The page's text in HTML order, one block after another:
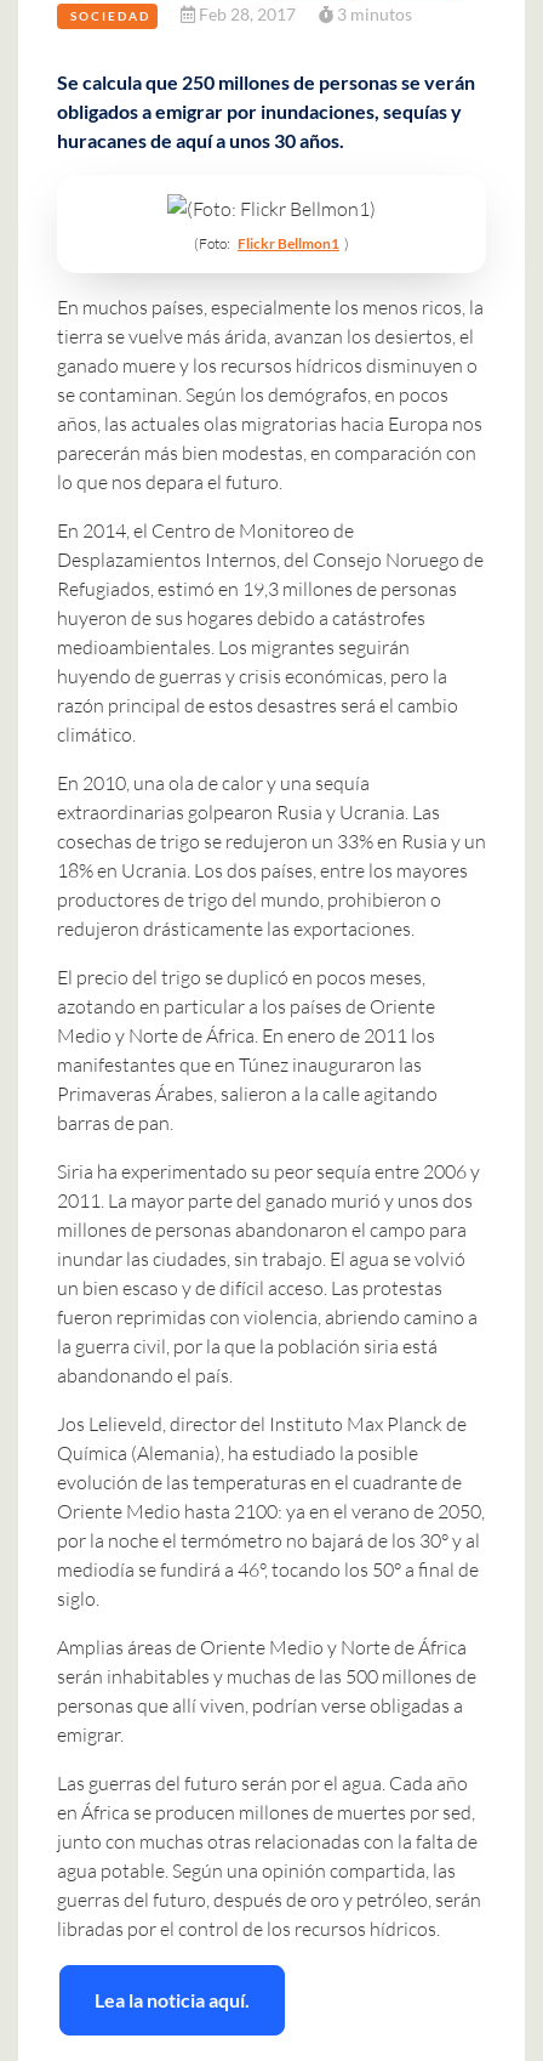
SOCIEDAD Feb 28, 2017 3 minutos
Se calcula que 250 millones de personas se verán
obligados a emigrar por inundaciones, sequías y
huracanes de aquí a unos 30 años.
(Foto: Flickr Bellmon1 )
En muchos países, especialmente los menos ricos, la
tierra se vuelve más árida, avanzan los desiertos, el
ganado muere y los recursos hídricos disminuyen o
se contaminan. Según los demógrafos, en pocos
años, las actuales olas migratorias hacia Europa nos
parecerán más bien modestas, en comparación con
lo que nos depara el futuro.
En 2014, el Centro de Monitoreo de
Desplazamientos Internos, del Consejo Noruego de
Refugiados, estimó en 19,3 millones de personas
huyeron de sus hogares debido a catástrofes
medioambientales. Los migrantes seguirán
huyendo de guerras y crisis económicas, pero la
razón principal de estos desastres será el cambio
climático.
En 2010, una ola de calor y una sequía
extraordinarias golpearon Rusia y Ucrania. Las
cosechas de trigo se redujeron un 33% en Rusia y un
18% en Ucrania. Los dos países, entre los mayores
productores de trigo del mundo, prohibieron o
redujeron drásticamente las exportaciones.
El precio del trigo se duplicó en pocos meses,
azotando en particular a los países de Oriente
Medio y Norte de África. En enero de 2011 los
manifestantes que en Túnez inauguraron las
Primaveras Árabes, salieron a la calle agitando
barras de pan.
Siria ha experimentado su peor sequía entre 2006 y
2011. La mayor parte del ganado murió y unos dos
millones de personas abandonaron el campo para
inundar las ciudades, sin trabajo. El agua se volvió
un bien escaso y de difícil acceso. Las protestas
fueron reprimidas con violencia, abriendo camino a
la guerra civil, por la que la población siria está
abandonando el país.
Jos Lelieveld, director del Instituto Max Planck de
Química (Alemania), ha estudiado la posible
evolución de las temperaturas en el cuadrante de
Oriente Medio hasta 2100: ya en el verano de 2050,
por la noche el termómetro no bajará de los 30° y al
mediodía se fundirá a 46°, tocando los 50° a final de
siglo.
Amplias áreas de Oriente Medio y Norte de África
serán inhabitables y muchas de las 500 millones de
personas que allí viven, podrían verse obligadas a
emigrar.
Las guerras del futuro serán por el agua. Cada año
en África se producen millones de muertes por sed,
junto con muchas otras relacionadas con la falta de
agua potable. Según una opinión compartida, las
guerras del futuro, después de oro y petróleo, serán
libradas por el control de los recursos hídricos.
Lea la noticia aquí.